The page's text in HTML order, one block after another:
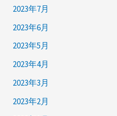
2023年7月
2023年6月
2023年5月
2023年4月
2023年3月
2023年2月